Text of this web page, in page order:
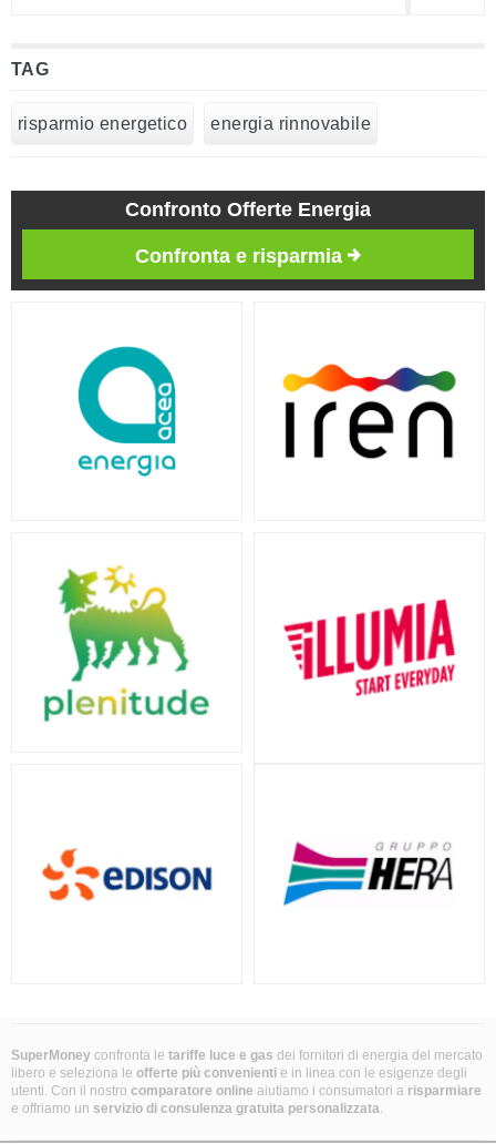
TAG
risparmio energetico energia rinnovabile
Confronto Offerte Energia
Confronta e risparmia
SuperMoney confronta le tariffe luce e gas dei fornitori di energia del mercato
libero e seleziona le offerte più convenienti e in linea con le esigenze degli
utenti. Con il nostro comparatore online aiutiamo i consumatori a risparmiare
e offriamo un servizio di consulenza gratuita personalizzata